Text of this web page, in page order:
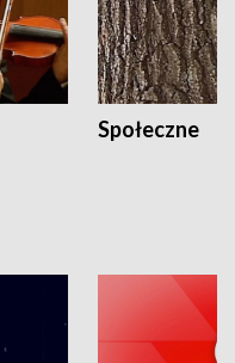
Społeczne